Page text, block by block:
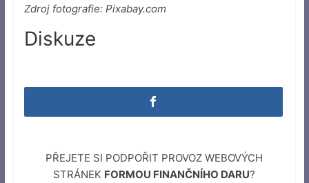
Zdroj fotografie: Pixabay.com
Diskuze
PŘEJETE SI PODPOŘIT PROVOZ WEBOVÝCH
STRÁNEK FORMOU FINANČNÍHO DARU?